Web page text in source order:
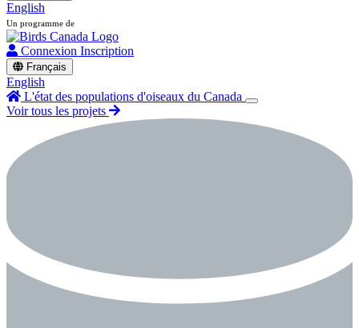
English
Un programme de
Connexion Inscription
Français
English
L'état des populations d'oiseaux du Canada
Voir tous les projets